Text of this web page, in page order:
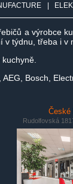
|
a výrobce
týdnu, třeba i v
Bosch,
České
Rudolfovská